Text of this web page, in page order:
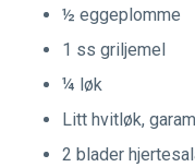
½ eggeplomme
1 ss griljemel
¼ løk
Litt hvitløk,
2 blader